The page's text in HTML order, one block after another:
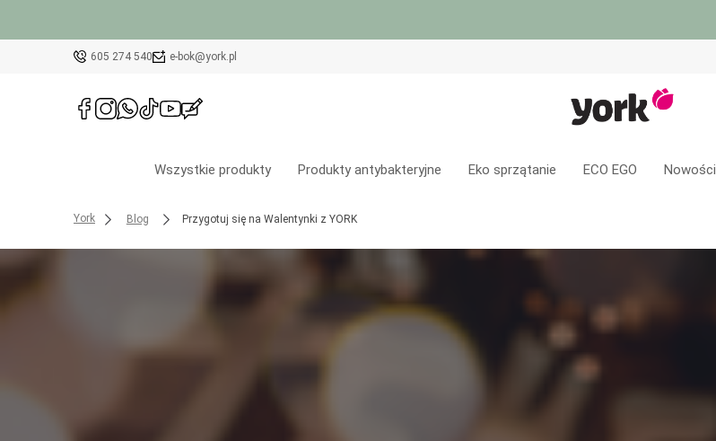
605 274 540 e-bok@york.pl
Wszystkie produkty Produkty antybakteryjne Eko sprzątanie ECO EGO Nowości
York Blog Przygotuj się na Walentynki z YORK